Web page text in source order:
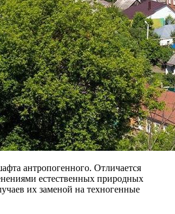
антропогенного. Отличается
естественных природных
их заменой на техногенные